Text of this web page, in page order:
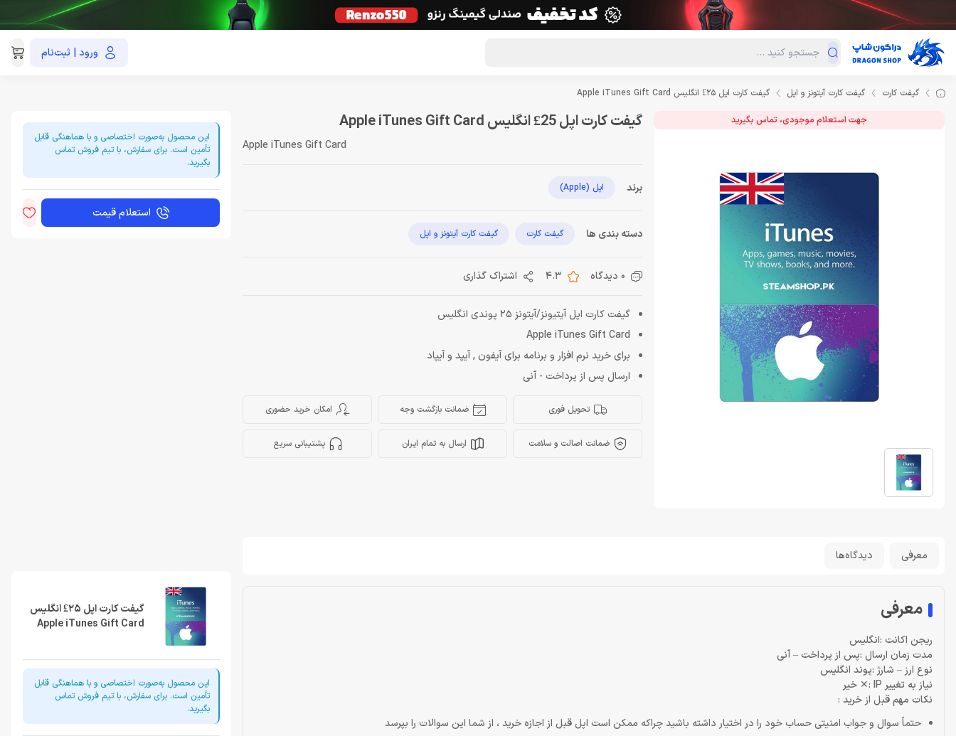
ورود | ثبت‌نام دسته‌بندی محصولات فروش ویژه 021-91035390
گیفت کارت گیفت کارت آیتونز و اپل گیفت کارت اپل 25£ انگلیس Apple iTunes Gift Card
جهت استعلام موجودی، تماس بگیرید گیفت کارت اپل 25£ انگلیس Apple iTunes Gift Card
Apple iTunes Gift Card
برند اپل (Apple)
دسته بندی ها گیفت کارت گیفت کارت آیتونز و اپل
0 دیدگاه 4.3 اشتراک گذاری
گیفت کارت اپل آیتیونز/آیتونز 25 پوندی انگلیس
برای خرید نرم افزار و برنامه برای آیفون , آیپد و آیپاد
ارسال پس از پرداخت - آنی
تحویل فوری ضمانت بازگشت وجه امکان خرید حضوری
ضمانت اصالت و سلامت ارسال به تمام ایران پشتیبانی سریع
این محصول به‌صورت اختصاصی و با هماهنگی قابل
تأمین است. برای سفارش، با تیم فروش تماس
بگیرید.
استعلام قیمت
معرفی دیدگاه‌ها
معرفی
ریجن اکانت :انگلیس
مدت زمان ارسال :پس از پرداخت – آنی
نوع ارز – شارژ :پوند انگلیس
نیاز به تغییر IP :
✕ خیر
نکات مهم قبل از خرید :
حتماً سوال و جواب امنیتی حساب خود را در اختیار داشته باشید چراکه ممکن است اپل قبل از اجازه خرید ، از شما این سوالات را بپرسد
گیفت کارت اپل 25£ انگلیس
Apple iTunes Gift Card
این محصول به‌صورت اختصاصی و با هماهنگی قابل
تأمین است. برای سفارش، با تیم فروش تماس
بگیرید.